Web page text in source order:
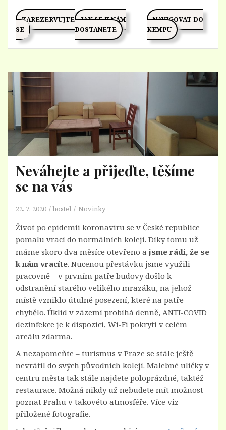
ZAREZERVUJTE
SE
JAK SE K NÁM
DOSTANETE
NAVIGOVAT DO
KEMPU
Neváhejte a přijeďte, těšíme
se na vás
22. 7. 2020 hostel Novinky
Život po epidemii koronaviru se v České republice
pomalu vrací do normálních kolejí. Díky tomu už
máme skoro dva měsíce otevřeno ajsme rádi, že se
k nám vracíte. Nucenou přestávku jsme využili
pracovně – v prvním patře budovy došlo k
odstranění starého velikého mrazáku, na jehož
místě vzniklo útulné posezení, které na patře
chybělo. Úklid v zázemí probíhá denně, ANTI-COVID
dezinfekce je k dispozici, Wi-Fi pokrytí v celém
areálu zdarma.
A nezapomeňte – turismus v Praze se stále ještě
nevrátil do svých původních kolejí. Malebné uličky v
centru města tak stále najdete poloprázdné, taktéž
restaurace. Možná nikdy už nebudete mít možnost
poznat Prahu v takovéto atmosféře. Více viz
přiložené fotografie.